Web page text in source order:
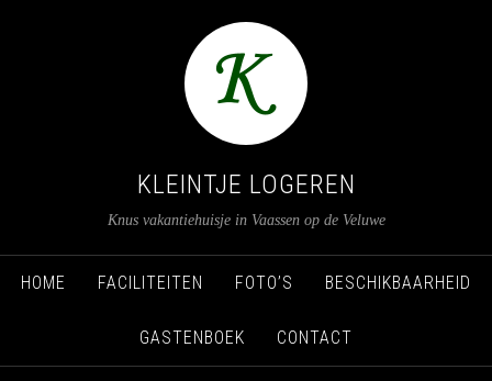
KLEINTJE LOGEREN
Knus vakantiehuisje in Vaassen op de Veluwe
HOME FACILITEITEN FOTO’S BESCHIKBAARHEID
GASTENBOEK CONTACT